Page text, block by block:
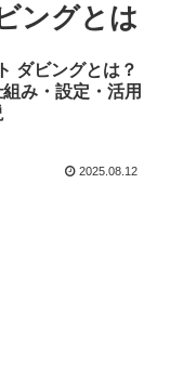
ングとは
ダビングとは？
み・設定・活用
2025.08.12